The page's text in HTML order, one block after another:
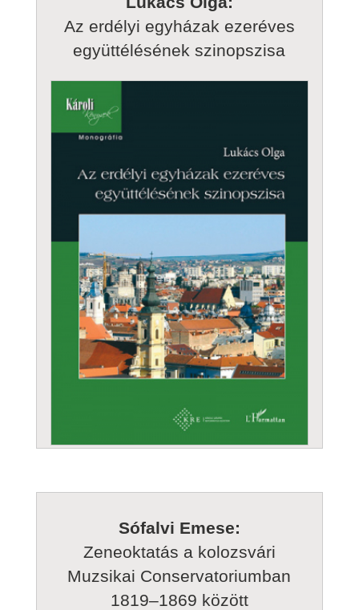
Az erdélyi egyházak ezeréves
együttélésének szinopszisa
Sófalvi Emese:
Zeneoktatás a kolozsvári
Muzsikai Conservatoriumban
1819–1869 között